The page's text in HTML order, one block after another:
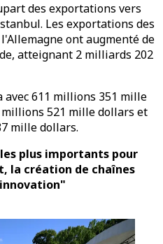
des exportations vers
Les exportations des
ont augmenté de
atteignant 2 milliards 202
611 millions 351 mille
521 mille dollars et
mille dollars.
plus importants pour
la création de chaînes